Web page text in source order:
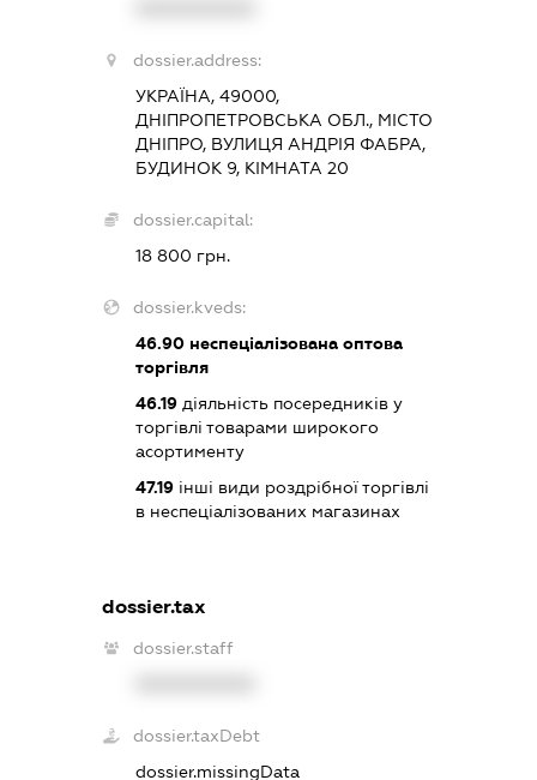
dossier.address:
УКРАЇНА, 49000,
ДНІПРОПЕТРОВСЬКА ОБЛ., МІСТО
ДНІПРО, ВУЛИЦЯ АНДРІЯ ФАБРА,
БУДИНОК 9, КІМНАТА 20
dossier.capital:
18 800 грн.
dossier.kveds:
46.90 неспеціалізована оптова
торгівля
46.19 діяльність посередників у
торгівлі товарами широкого
асортименту
47.19 інші види роздрібної торгівлі
в неспеціалізованих магазинах
dossier.tax
dossier.staff
dossier.taxDebt
dossier.missingData